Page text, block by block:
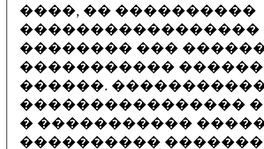
����, �� ����������
�����������������
�������� ���
�����������
������.
����������������
� �����������
����������